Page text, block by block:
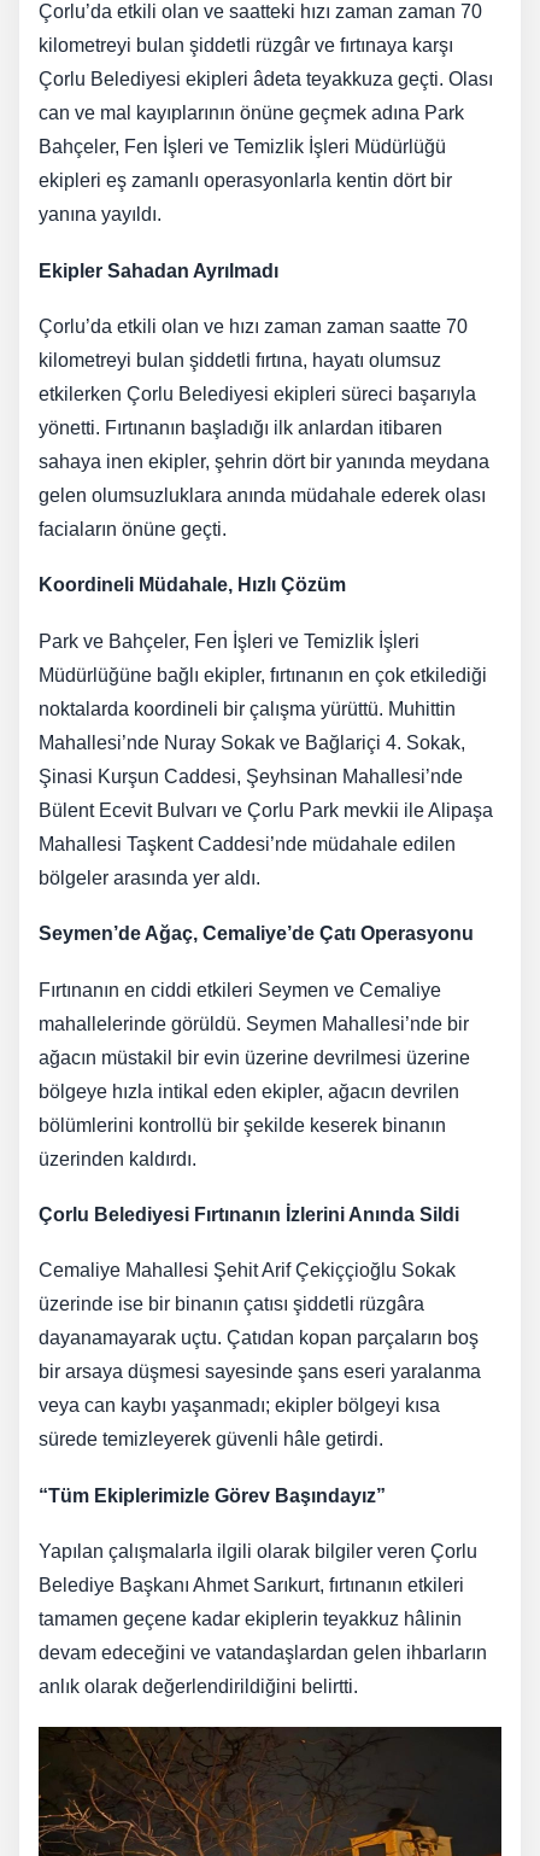
Çorlu’da etkili olan ve saatteki hızı zaman zaman 70
kilometreyi bulan şiddetli rüzgâr ve fırtınaya karşı
Çorlu Belediyesi ekipleri âdeta teyakkuza geçti. Olası
can ve mal kayıplarının önüne geçmek adına Park
Bahçeler, Fen İşleri ve Temizlik İşleri Müdürlüğü
ekipleri eş zamanlı operasyonlarla kentin dört bir
yanına yayıldı.
Ekipler Sahadan Ayrılmadı
Çorlu’da etkili olan ve hızı zaman zaman saatte 70
kilometreyi bulan şiddetli fırtına, hayatı olumsuz
etkilerken Çorlu Belediyesi ekipleri süreci başarıyla
yönetti. Fırtınanın başladığı ilk anlardan itibaren
sahaya inen ekipler, şehrin dört bir yanında meydana
gelen olumsuzluklara anında müdahale ederek olası
faciaların önüne geçti.
Koordineli Müdahale, Hızlı Çözüm
Park ve Bahçeler, Fen İşleri ve Temizlik İşleri
Müdürlüğüne bağlı ekipler, fırtınanın en çok etkilediği
noktalarda koordineli bir çalışma yürüttü. Muhittin
Mahallesi’nde Nuray Sokak ve Bağlariçi 4. Sokak,
Şinasi Kurşun Caddesi, Şeyhsinan Mahallesi’nde
Bülent Ecevit Bulvarı ve Çorlu Park mevkii ile Alipaşa
Mahallesi Taşkent Caddesi’nde müdahale edilen
bölgeler arasında yer aldı.
Seymen’de Ağaç, Cemaliye’de Çatı Operasyonu
Fırtınanın en ciddi etkileri Seymen ve Cemaliye
mahallelerinde görüldü. Seymen Mahallesi’nde bir
ağacın müstakil bir evin üzerine devrilmesi üzerine
bölgeye hızla intikal eden ekipler, ağacın devrilen
bölümlerini kontrollü bir şekilde keserek binanın
üzerinden kaldırdı.
Çorlu Belediyesi Fırtınanın İzlerini Anında Sildi
Cemaliye Mahallesi Şehit Arif Çekiççioğlu Sokak
üzerinde ise bir binanın çatısı şiddetli rüzgâra
dayanamayarak uçtu. Çatıdan kopan parçaların boş
bir arsaya düşmesi sayesinde şans eseri yaralanma
veya can kaybı yaşanmadı; ekipler bölgeyi kısa
sürede temizleyerek güvenli hâle getirdi.
“Tüm Ekiplerimizle Görev Başındayız”
Yapılan çalışmalarla ilgili olarak bilgiler veren Çorlu
Belediye Başkanı Ahmet Sarıkurt, fırtınanın etkileri
tamamen geçene kadar ekiplerin teyakkuz hâlinin
devam edeceğini ve vatandaşlardan gelen ihbarların
anlık olarak değerlendirildiğini belirtti.